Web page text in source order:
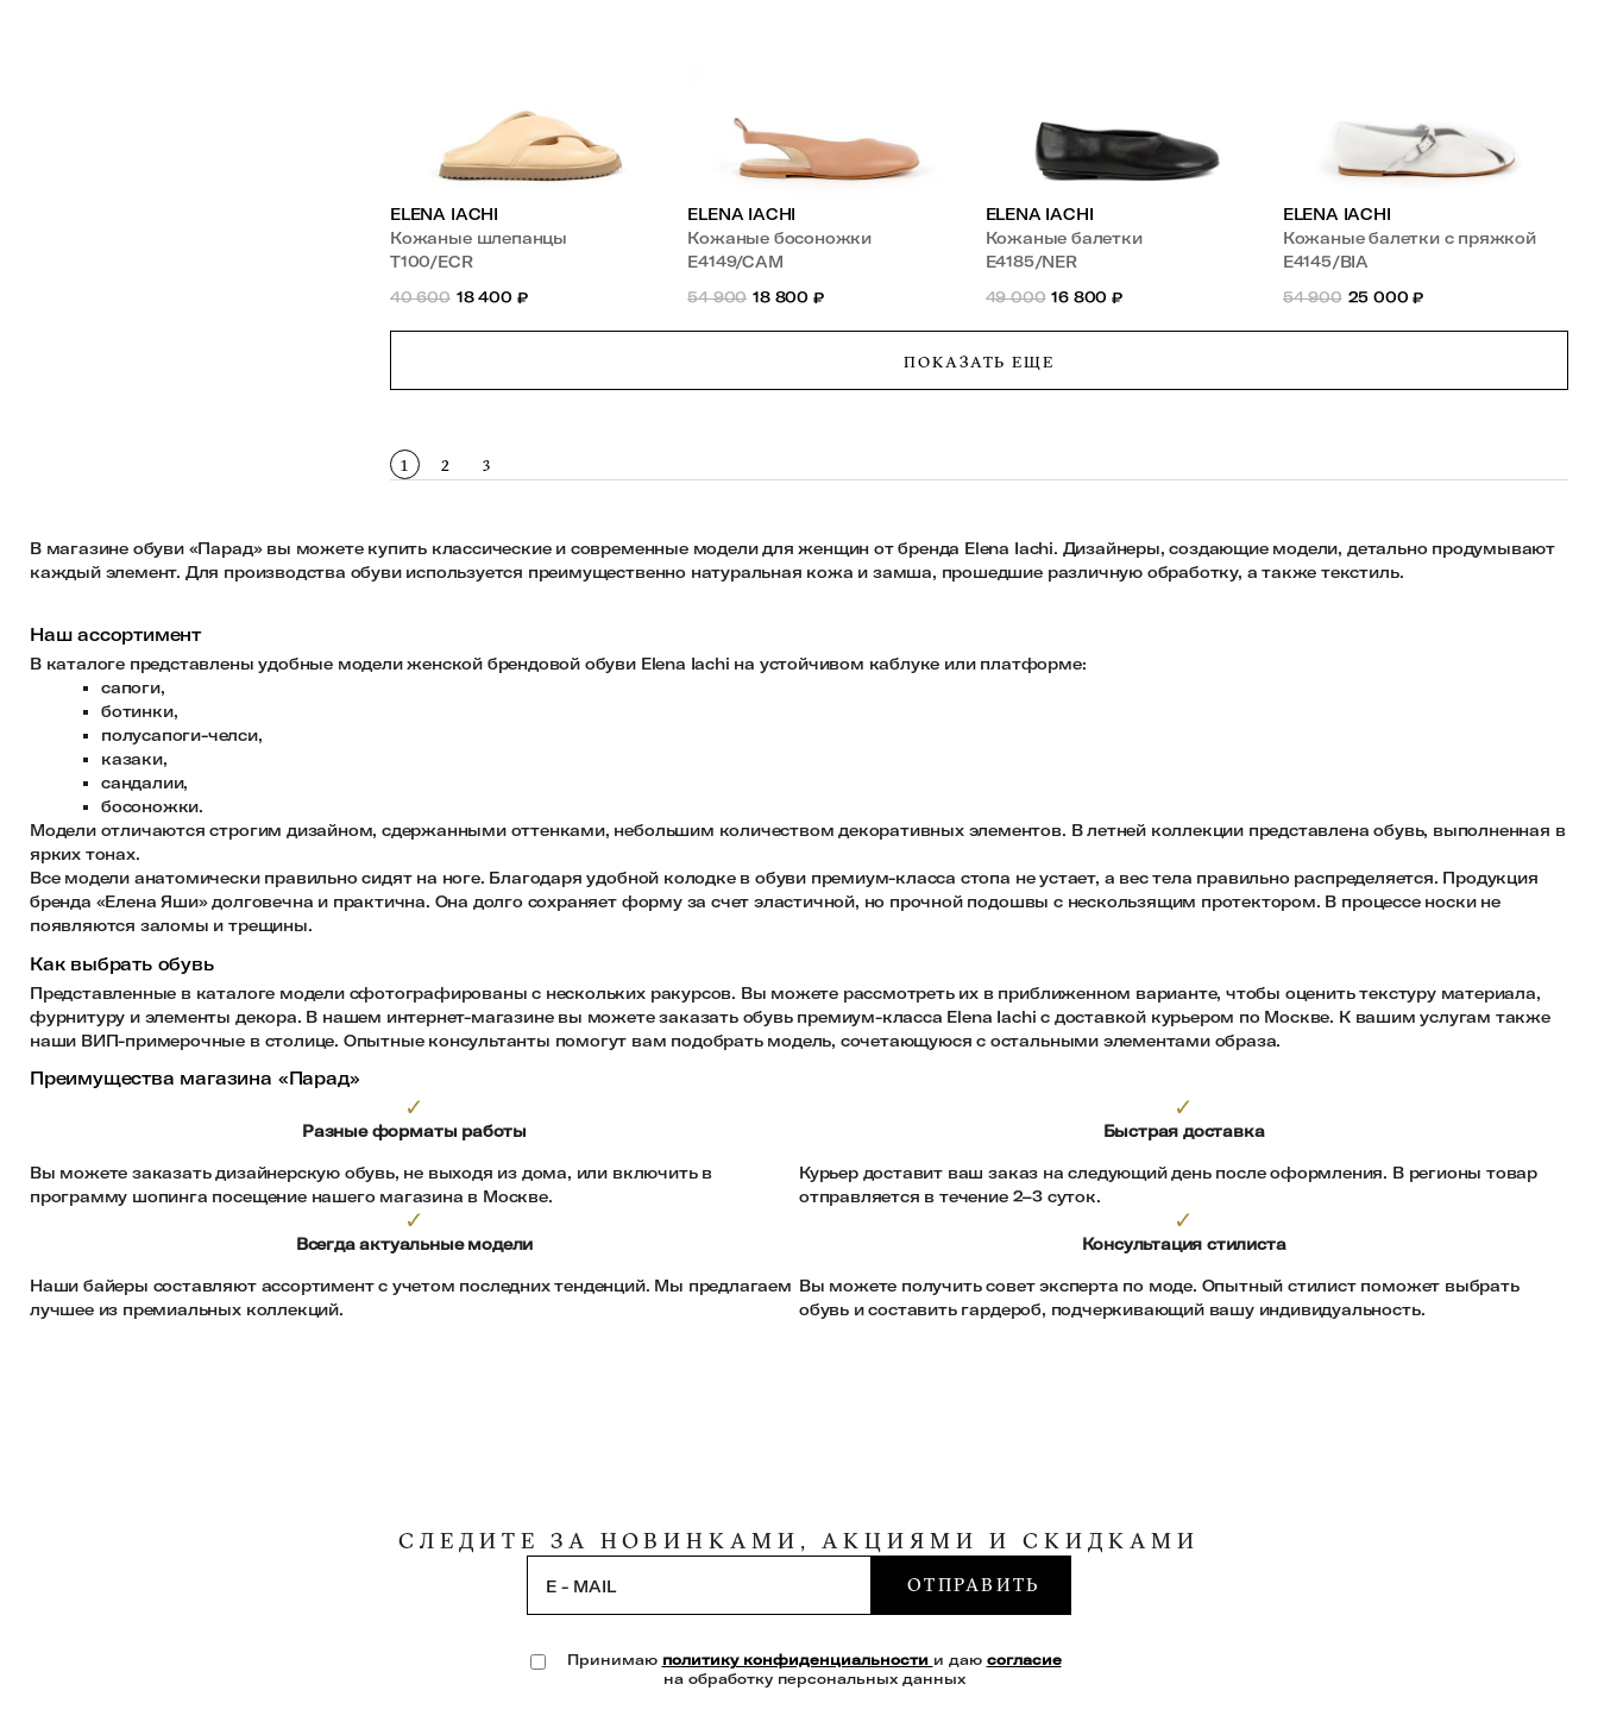
ELENA IACHI
Кожаные шлепанцы
T100/ECR
40 600 18 400 ₽
ELENA IACHI
Кожаные босоножки
E4149/CAM
54 900 18 800 ₽
ELENA IACHI
Кожаные балетки
E4185/NER
49 000 16 800 ₽
ELENA IACHI
Кожаные балетки с пряжкой
E4145/BIA
54 900 25 000 ₽
ПОКАЗАТЬ ЕЩЕ
1 2 3
В магазине обуви «Парад» вы можете купить классические и современные модели для женщин от бренда Elena Iachi. Дизайнеры, создающие модели, детально продумывают
каждый элемент. Для производства обуви используется преимущественно натуральная кожа и замша, прошедшие различную обработку, а также текстиль.
Наш ассортимент
В каталоге представлены удобные модели женской брендовой обуви Elena Iachi на устойчивом каблуке или платформе:
сапоги,
ботинки,
полусапоги-челси,
казаки,
сандалии,
босоножки.
Модели отличаются строгим дизайном, сдержанными оттенками, небольшим количеством декоративных элементов. В летней коллекции представлена обувь, выполненная в
ярких тонах.
Все модели анатомически правильно сидят на ноге. Благодаря удобной колодке в обуви премиум-класса стопа не устает, а вес тела правильно распределяется. Продукция
бренда «Елена Яши» долговечна и практична. Она долго сохраняет форму за счет эластичной, но прочной подошвы с нескользящим протектором. В процессе носки не
появляются заломы и трещины.
Как выбрать обувь
Представленные в каталоге модели сфотографированы с нескольких ракурсов. Вы можете рассмотреть их в приближенном варианте, чтобы оценить текстуру материала,
фурнитуру и элементы декора. В нашем интернет-магазине вы можете заказать обувь премиум-класса Elena Iachi с доставкой курьером по Москве. К вашим услугам также
наши ВИП-примерочные в столице. Опытные консультанты помогут вам подобрать модель, сочетающуюся с остальными элементами образа.
Преимущества магазина «Парад»
✓
Разные форматы работы
Вы можете заказать дизайнерскую обувь, не выходя из дома, или включить в
программу шопинга посещение нашего магазина в Москве.
✓
Быстрая доставка
Курьер доставит ваш заказ на следующий день после оформления. В регионы товар
отправляется в течение 2–3 суток.
✓
Всегда актуальные модели
Наши байеры составляют ассортимент с учетом последних тенденций. Мы предлагаем
лучшее из премиальных коллекций.
✓
Консультация стилиста
Вы можете получить совет эксперта по моде. Опытный стилист поможет выбрать
обувь и составить гардероб, подчеркивающий вашу индивидуальность.
СЛЕДИТЕ ЗА НОВИНКАМИ, АКЦИЯМИ И СКИДКАМИ
E - MAIL ОТПРАВИТЬ
Принимаю политику конфиденциальности и даю согласие
на обработку персональных данных